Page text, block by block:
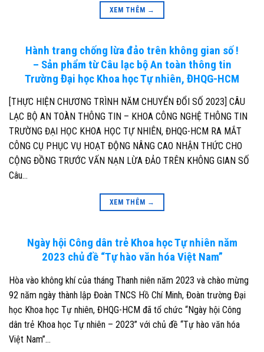
XEM THÊM →
Hành trang chống lừa đảo trên không gian số !
– Sản phẩm từ Câu lạc bộ An toàn thông tin
Trường Đại học Khoa học Tự nhiên, ĐHQG-HCM
[THỰC HIỆN CHƯƠNG TRÌNH NĂM CHUYỂN ĐỔI SỐ 2023] CÂU
LẠC BỘ AN TOÀN THÔNG TIN – KHOA CÔNG NGHỆ THÔNG TIN
TRƯỜNG ĐẠI HỌC KHOA HỌC TỰ NHIÊN, ĐHQG-HCM RA MẮT
CÔNG CỤ PHỤC VỤ HOẠT ĐỘNG NÂNG CAO NHẬN THỨC CHO
CỘNG ĐỒNG TRƯỚC VẤN NẠN LỪA ĐẢO TRÊN KHÔNG GIAN SỐ
Câu…
XEM THÊM →
Ngày hội Công dân trẻ Khoa học Tự nhiên năm
2023 chủ đề “Tự hào văn hóa Việt Nam”
Hòa vào không khí của tháng Thanh niên năm 2023 và chào mừng
92 năm ngày thành lập Đoàn TNCS Hồ Chí Minh, Đoàn trường Đại
học Khoa học Tự nhiên, ĐHQG-HCM đã tổ chức “Ngày hội Công
dân trẻ Khoa học Tự nhiên – 2023” với chủ đề “Tự hào văn hóa
Việt Nam”…